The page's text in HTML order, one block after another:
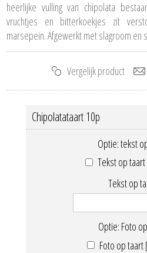
heerlijke vulling van chipolata
vruchtjes en bitterkoekjes zit
marsepein. Afgewerkt met slagroom en
Chipolatataart 10p
Optie: tekst
Tekst op
Tekst op
Optie: Foto
Foto op taart